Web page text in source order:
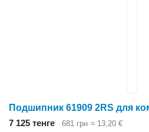
Подшипник 61909 2RS для
7 125 тенге
681 грн ≈ 13,20 €